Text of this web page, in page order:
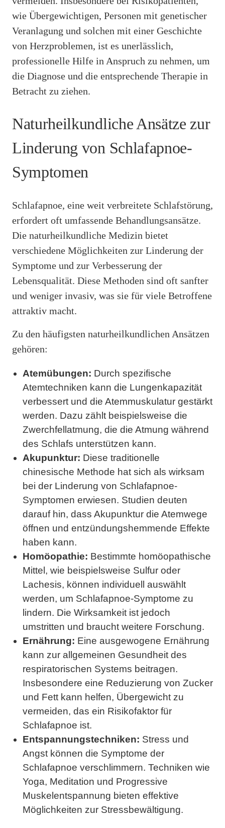
wie Übergewichtigen, Personen mit genetischer
Veranlagung und solchen mit einer Geschichte
von Herzproblemen, ist es unerlässlich,
professionelle Hilfe in Anspruch zu nehmen, um
die Diagnose und die entsprechende Therapie in
Betracht zu ziehen.
Naturheilkundliche Ansätze zur
Linderung von Schlafapnoe-
Symptomen
Schlafapnoe, eine weit verbreitete Schlafstörung,
erfordert oft umfassende Behandlungsansätze.
Die naturheilkundliche Medizin bietet
verschiedene Möglichkeiten zur Linderung der
Symptome und zur Verbesserung der
Lebensqualität. Diese Methoden sind oft sanfter
und weniger invasiv, was sie für viele Betroffene
attraktiv macht.
Zu den häufigsten naturheilkundlichen Ansätzen
gehören:
Atemübungen: Durch spezifische
Atemtechniken kann die Lungenkapazität
verbessert und die Atemmuskulatur gestärkt
werden. Dazu zählt beispielsweise die
Zwerchfellatmung, die die Atmung während
des Schlafs unterstützen kann.
Akupunktur: Diese traditionelle
chinesische Methode hat sich als wirksam
bei der Linderung von Schlafapnoe-
Symptomen erwiesen. Studien deuten
darauf hin, dass Akupunktur die Atemwege
öffnen und entzündungshemmende Effekte
haben kann.
Homöopathie: Bestimmte homöopathische
Mittel, wie beispielsweise Sulfur oder
Lachesis, können individuell auswählt
werden, um Schlafapnoe-Symptome zu
lindern. Die Wirksamkeit ist jedoch
umstritten und braucht weitere Forschung.
Ernährung: Eine ausgewogene Ernährung
kann zur allgemeinen Gesundheit des
respiratorischen Systems beitragen.
Insbesondere eine Reduzierung von Zucker
und Fett kann helfen, Übergewicht zu
vermeiden, das ein Risikofaktor für
Schlafapnoe ist.
Entspannungstechniken: Stress und
Angst können die Symptome der
Schlafapnoe verschlimmern. Techniken wie
Yoga, Meditation und Progressive
Muskelentspannung bieten effektive
Möglichkeiten zur Stressbewältigung.